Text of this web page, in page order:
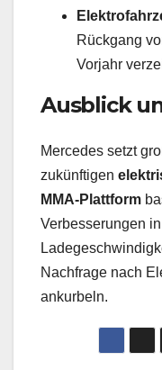
Rückgang
Vorjahr
Ausblick
Mercedes setzt
zukünftigen
MMA-Plattform
Verbesserungen
Nachfrage nach
ankurbeln.